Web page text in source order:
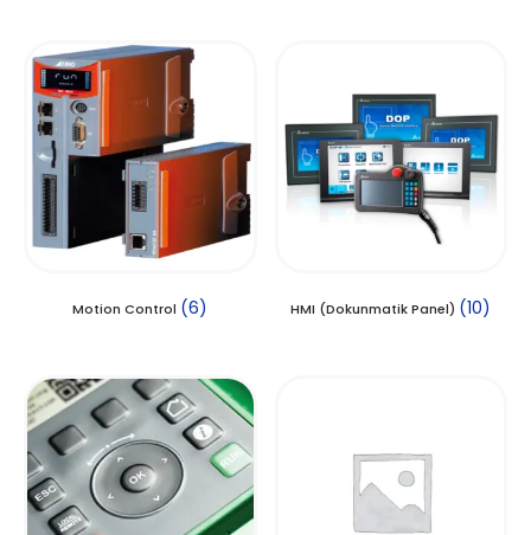
Motion Control (6) HMI (Dokunmatik Panel) (10)